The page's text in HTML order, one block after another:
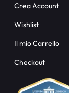
Crea Account
Wishlist
Il mio Carrello
Checkout